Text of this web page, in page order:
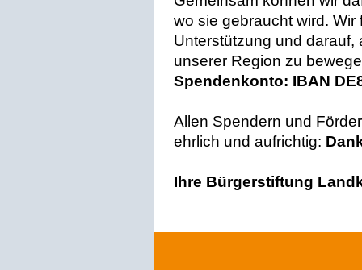
wo sie gebraucht wird.
Unterstützung und
unserer Region zu
Spendenkonto: IBAN
Allen Spendern und
ehrlich und aufrichtig:
Ihre Bürgerstiftung